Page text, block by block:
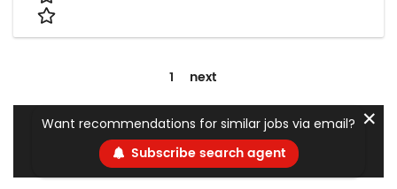
1 next
Want recommendations for similar jobs via email?
Subscribe search agent
✕